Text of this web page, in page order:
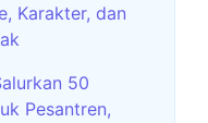
Karakter, dan
50
Pesantren,